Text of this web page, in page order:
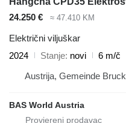
24.250 € ≈ 47.410 KM
Električni viljuškar
2024
Stanje novi
6 m/č
Austrija, Gemeinde
BAS World Austria